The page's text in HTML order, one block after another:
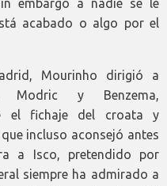
embargo a nadie se le
acabado o algo por el
Mourinho dirigió a
Modric y Benzema,
el fichaje del croata y
incluso aconsejó antes
a Isco, pretendido por
siempre ha admirado a